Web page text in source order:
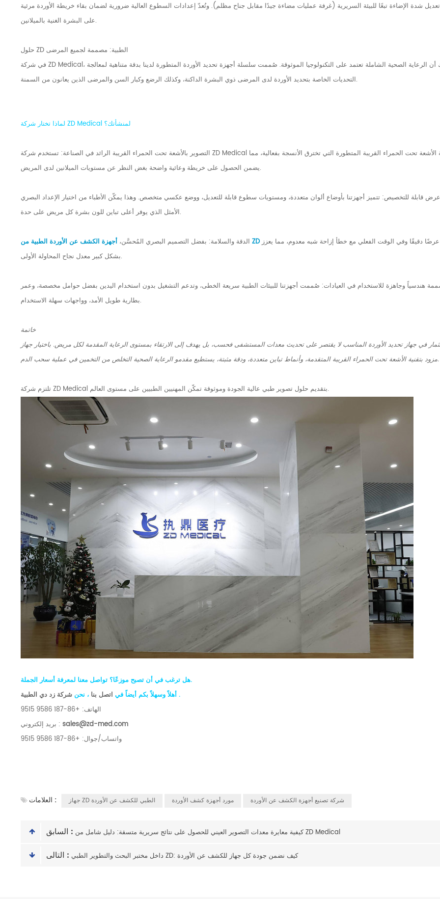
شدة الإضاءة تبعًا للبيئة السريرية (غرفة عمليات مضاءة جيدًا مقابل جناح مظلم). وتُعدّ إعدادات السطوع العالية ضرورية لضمان بقاء خريطة الأوردة مرئية
على البشرة الغنية بالميلانين.
حلول ZD الطبية: مصممة لجميع المرضى
في شركة ZD Medical، ندرك أن الرعاية الصحية الشاملة تعتمد على التكنولوجيا الموثوقة. صُممت سلسلة أجهزة تحديد الأوردة المتطورة لدينا بدقة متناهية لمعالجة
التحديات الخاصة بتحديد الأوردة لدى المرضى ذوي البشرة الداكنة، وكذلك الرضع وكبار السن والمرضى الذين يعانون من السمنة.
لماذا تختار شركة ZD Medical لمنشأتك؟
التصوير بالأشعة تحت الحمراء القريبة الرائد في الصناعة: تستخدم شركة ZD Medical تقنية الأشعة تحت الحمراء القريبة المتطورة التي تخترق الأنسجة بفعالية، مما
يضمن الحصول على خريطة وعائية واضحة بغض النظر عن مستويات الميلانين لدى المريض.
قابلة للتخصيص: تتميز أجهزتنا بأوضاع ألوان متعددة، ومستويات سطوع قابلة للتعديل، ووضع عكسي متخصص. وهذا يمكّن الأطباء من اختيار الإعداد البصري
الأمثل الذي يوفر أعلى تباين للون بشرة كل مريض على حدة.
الدقة والسلامة: بفضل التصميم البصري المُحسَّن، أجهزة الكشف عن الأوردة الطبية من ZD دقيقًا وفي الوقت الفعلي مع خطأ إزاحة شبه معدوم، مما يعزز
بشكل كبير معدل نجاح المحاولة الأولى.
هندسياً وجاهزة للاستخدام في العيادات: صُممت أجهزتنا للبيئات الطبية سريعة الخطى، وتدعم التشغيل بدون استخدام اليدين بفضل حوامل مخصصة، وعمر
بطارية طويل الأمد، وواجهات سهلة الاستخدام.
خاتمة
في جهاز تحديد الأوردة المناسب لا يقتصر على تحديث معدات المستشفى فحسب، بل يهدف إلى الارتقاء بمستوى الرعاية المقدمة لكل مريض. باختيار جهاز
مزود بتقنية الأشعة تحت الحمراء القريبة المتقدمة، وأنماط تباين متعددة، ودقة مثبتة، يستطيع مقدمو الرعاية الصحية التخلص من التخمين في عملية سحب الدم.
تلتزم شركة ZD Medical بتقديم حلول تصوير طبي عالية الجودة وموثوقة تمكّن المهنيين الطبيين على مستوى العالم.
هل ترغب في أن تصبح موزعًا؟ تواصل معنا لمعرفة أسعار الجملة.
أهلاً وسهلاً بكم أيضاً في اتصل بنا ، نحن
.
الهاتف: +86-187 9586 9515
بريد إلكتروني : sales@zd-med.com
واتساب/جوال: +86-187 9586 9515
العلامات : جهاز ZD الطبي للكشف عن الأوردة مورد أجهزة كشف الأوردة شركة تصنيع أجهزة الكشف عن الأوردة
السابق : كيفية معايرة معدات التصوير العيني للحصول على نتائج سريرية متسقة: دليل شامل من ZD Medical
التالى : داخل مختبر البحث والتطوير الطبي ZD: كيف نضمن جودة كل جهاز للكشف عن الأوردة